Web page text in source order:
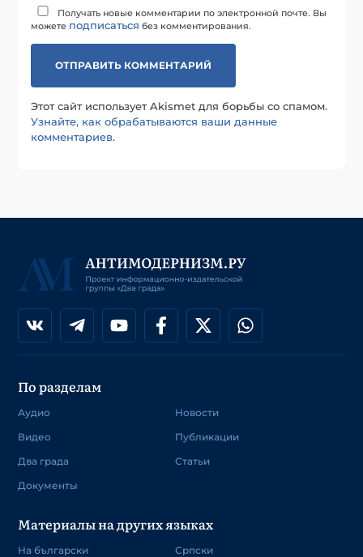
Получать новые комментарии по электронной почте. Вы
можете подписаться без комментирования.
Этот сайт использует Akismet для борьбы со спамом.
Узнайте, как обрабатываются ваши данные
комментариев.
По разделам
Аудио
Видео
Два града
Документы
Новости
Публикации
Статьи
Материалы на других языках
На български
Српски